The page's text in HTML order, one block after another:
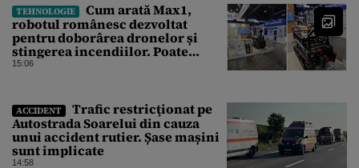
TEHNOLOGIE
Cum arată Max1,
robotul românesc dezvoltat
pentru doborârea dronelor și
stingerea incendiilor. Poate
transporta încărcături de până la
15:06
ACCIDENT
Trafic restricţionat pe
Autostrada Soarelui din cauza
unui accident rutier. Șase mașini
sunt implicate
14:58